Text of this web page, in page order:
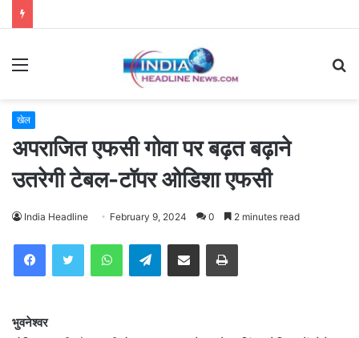
Menu
खेल
अपराजित एफसी गोवा पर बढ़त बढ़ाने
उतरेगी टेबल-टॉपर ओडिशा एफसी
India Headline February 9, 2024 0 2 minutes read
WhatsAppTelegramShare via Email Print
भुवनेश्वर